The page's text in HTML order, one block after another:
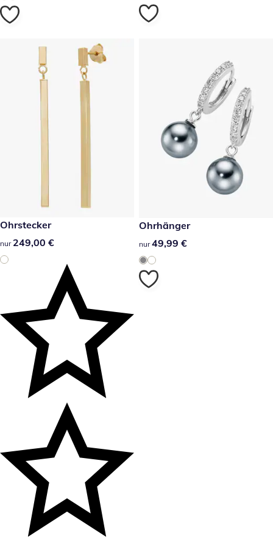
249,00 €
Ohrstecker
249,00 €
nur 249,00 €
49,99 €
Ohrhänger
49,99 €
nur 49,99 €